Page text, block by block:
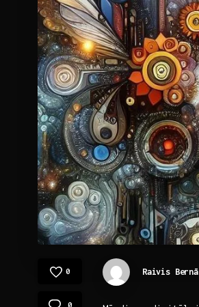
0
0
Raivis